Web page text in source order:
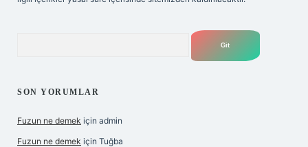
SON YORUMLAR
Fuzun ne demek için admin
Fuzun ne demek için Tuğba